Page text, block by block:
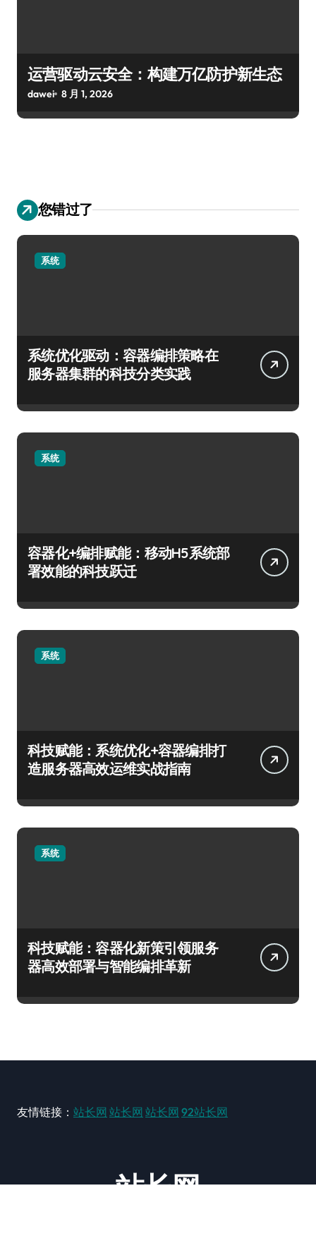
运营驱动云安全：构建万亿防护新生态
dawei 8 月 1, 2026
您错过了
系统
系统优化驱动：容器编排策略在
服务器集群的科技分类实践
系统
容器化+编排赋能：移动H5系统部
署效能的科技跃迁
系统
科技赋能：系统优化+容器编排打
造服务器高效运维实战指南
系统
科技赋能：容器化新策引领服务
器高效部署与智能编排革新
友情链接： 站长网 站长网 站长网 92站长网
站长网